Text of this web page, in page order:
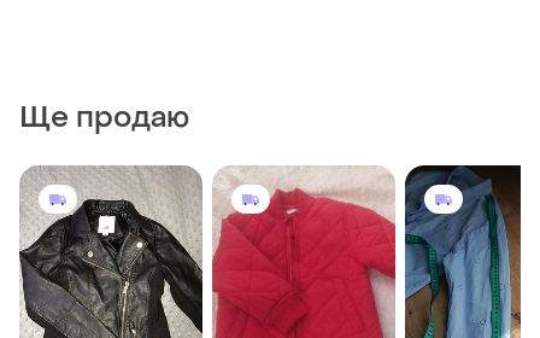
Ще продаю